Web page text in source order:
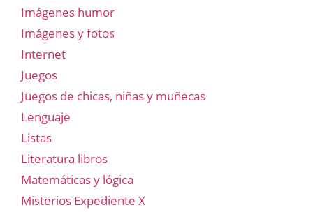
Imágenes humor
Imágenes y fotos
Internet
Juegos
Juegos de chicas, niñas y muñecas
Lenguaje
Listas
Literatura libros
Matemáticas y lógica
Misterios Expediente X